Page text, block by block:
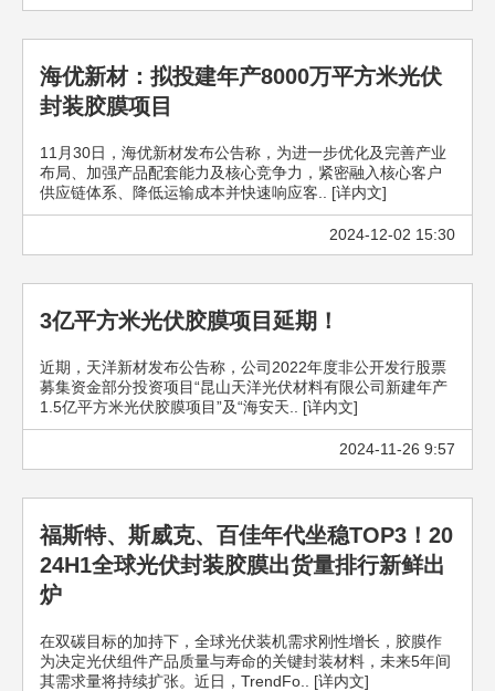
海优新材：拟投建年产8000万平方米光伏
封装胶膜项目
11月30日，海优新材发布公告称，为进一步优化及完善产业
布局、加强产品配套能力及核心竞争力，紧密融入核心客户
供应链体系、降低运输成本并快速响应客.. [详内文]
2024-12-02 15:30
3亿平方米光伏胶膜项目延期！
近期，天洋新材发布公告称，公司2022年度非公开发行股票
募集资金部分投资项目“昆山天洋光伏材料有限公司新建年产
1.5亿平方米光伏胶膜项目”及“海安天.. [详内文]
2024-11-26 9:57
福斯特、斯威克、百佳年代坐稳TOP3！20
24H1全球光伏封装胶膜出货量排行新鲜出
炉
在双碳目标的加持下，全球光伏装机需求刚性增长，胶膜作
为决定光伏组件产品质量与寿命的关键封装材料，未来5年间
其需求量将持续扩张。近日，TrendFo.. [详内文]